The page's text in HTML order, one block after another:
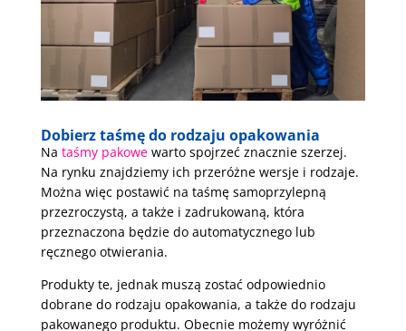
Dobierz taśmę do rodzaju opakowania
Na taśmy pakowewarto spojrzeć znacznie szerzej.
Na rynku znajdziemy ich przeróżne wersje i rodzaje.
Można więc postawić na taśmę samoprzylepną
przezroczystą, a także i zadrukowaną, która
przeznaczona będzie do automatycznego lub
ręcznego otwierania.
Produkty te, jednak muszą zostać odpowiednio
dobrane do rodzaju opakowania, a także do rodzaju
pakowanego produktu. Obecnie możemy wyróżnić